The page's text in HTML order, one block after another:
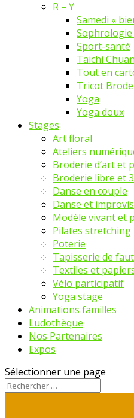
R – Y
Samedi «
Sophrologie
Sport-santé
Taichi Chuan
Tout en
Tricot
Yoga
Yoga doux
Stages
Art floral
Ateliers
Broderie d’art et
Broderie libre et
Danse en couple
Danse et
Modèle vivant et
Pilates stretching
Poterie
Tapisserie de
Textiles et
Vélo participatif
Yoga stage
Animations familles
Ludothèque
Nos Partenaires
Expos
Sélectionner une page